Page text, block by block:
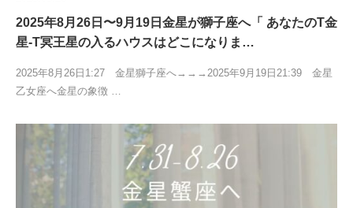
2025年8月26日〜9月19日金星が獅子座へ「 あなたのT金
星-T冥王星の入るハウスはどこになりま…
2025年8月26日1:27 金星獅子座へ→→→2025年9月19日21:39 金星
乙女座へ金星の象徴 …